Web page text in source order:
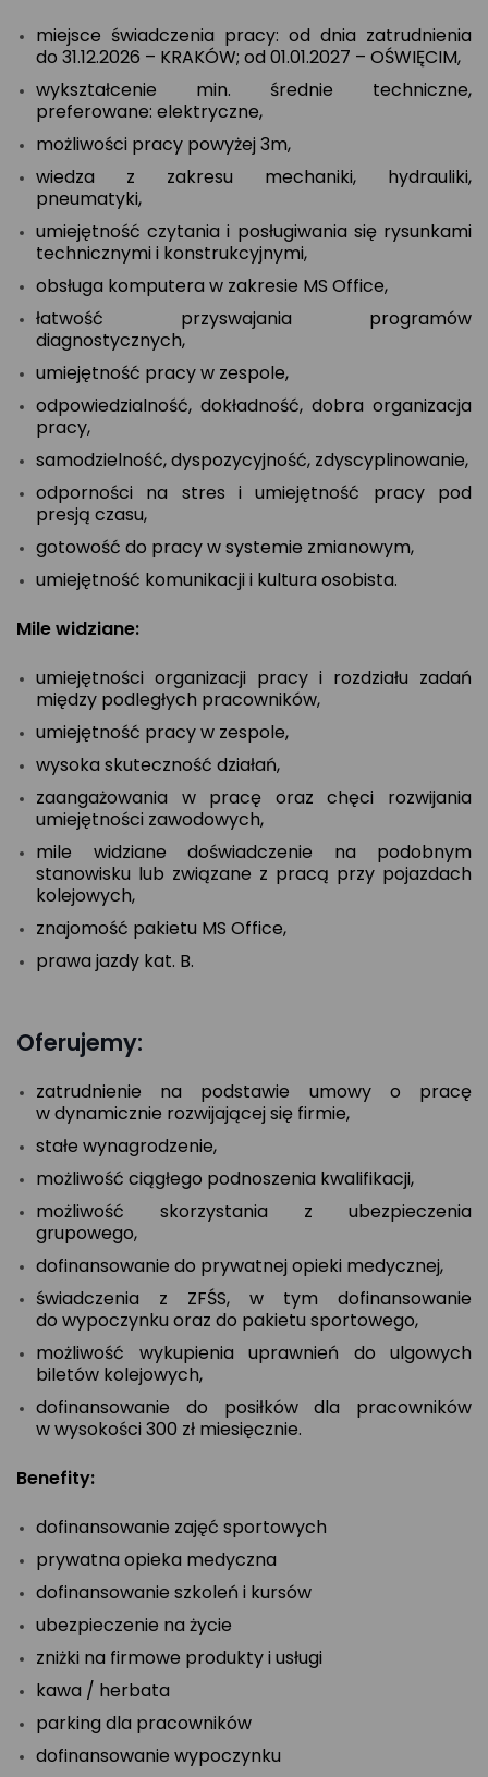
miejsce świadczenia pracy: od dnia zatrudnienia
do 31.12.2026 – KRAKÓW; od 01.01.2027 – OŚWIĘCIM,
wykształcenie min. średnie techniczne,
preferowane: elektryczne,
możliwości pracy powyżej 3m,
wiedza z zakresu mechaniki, hydrauliki,
pneumatyki,
umiejętność czytania i posługiwania się rysunkami
technicznymi i konstrukcyjnymi,
obsługa komputera w zakresie MS Office,
łatwość przyswajania programów
diagnostycznych,
umiejętność pracy w zespole,
odpowiedzialność, dokładność, dobra organizacja
pracy,
samodzielność, dyspozycyjność, zdyscyplinowanie,
odporności na stres i umiejętność pracy pod
presją czasu,
gotowość do pracy w systemie zmianowym,
umiejętność komunikacji i kultura osobista.
Mile widziane:
umiejętności organizacji pracy i rozdziału zadań
między podległych pracowników,
umiejętność pracy w zespole,
wysoka skuteczność działań,
zaangażowania w pracę oraz chęci rozwijania
umiejętności zawodowych,
mile widziane doświadczenie na podobnym
stanowisku lub związane z pracą przy pojazdach
kolejowych,
znajomość pakietu MS Office,
prawa jazdy kat. B.
Oferujemy:
zatrudnienie na podstawie umowy o pracę
w dynamicznie rozwijającej się firmie,
stałe wynagrodzenie,
możliwość ciągłego podnoszenia kwalifikacji,
możliwość skorzystania z ubezpieczenia
grupowego,
dofinansowanie do prywatnej opieki medycznej,
świadczenia z ZFŚS, w tym dofinansowanie
do wypoczynku oraz do pakietu sportowego,
możliwość wykupienia uprawnień do ulgowych
biletów kolejowych,
dofinansowanie do posiłków dla pracowników
w wysokości 300 zł miesięcznie.
Benefity:
dofinansowanie zajęć sportowych
prywatna opieka medyczna
dofinansowanie szkoleń i kursów
ubezpieczenie na życie
zniżki na firmowe produkty i usługi
kawa / herbata
parking dla pracowników
dofinansowanie wypoczynku